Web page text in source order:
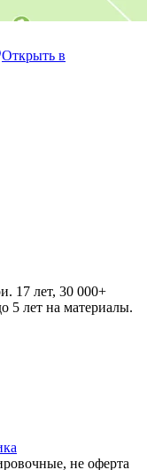
Открыть в
17 лет, 30 000+
5 лет на материалы.
не оферта